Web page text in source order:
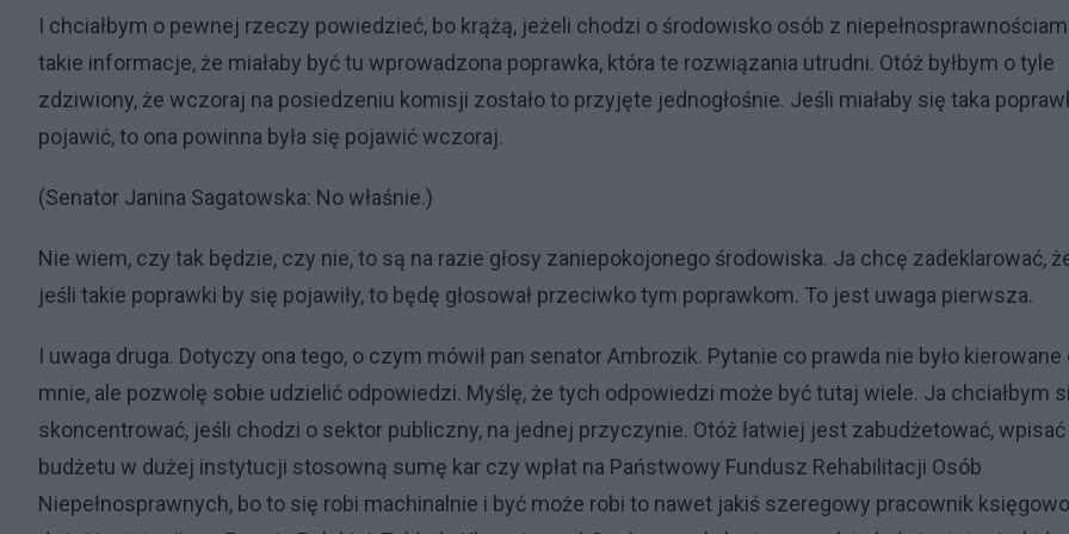
I chciałbym o pewnej rzeczy powiedzieć, bo krążą, jeżeli chodzi o środowisko osób z
takie informacje, że miałaby być tu wprowadzona poprawka, która te rozwiązania utrudni. Otóż byłbym o tyle
zdziwiony, że wczoraj na posiedzeniu komisji zostało to przyjęte jednogłośnie. Jeśli miałaby się taka
pojawić, to ona powinna była się pojawić wczoraj.
(Senator Janina Sagatowska: No właśnie.)
Nie wiem, czy tak będzie, czy nie, to są na razie głosy zaniepokojonego środowiska. Ja chcę zadeklarować,
jeśli takie poprawki by się pojawiły, to będę głosował przeciwko tym poprawkom. To jest uwaga pierwsza.
I uwaga druga. Dotyczy ona tego, o czym mówił pan senator Ambrozik. Pytanie co prawda nie było kierowane
mnie, ale pozwolę sobie udzielić odpowiedzi. Myślę, że tych odpowiedzi może być tutaj wiele. Ja chciałbym
skoncentrować, jeśli chodzi o sektor publiczny, na jednej przyczynie. Otóż łatwiej jest zabudżetować,
budżetu w dużej instytucji stosowną sumę kar czy wpłat na Państwowy Fundusz Rehabilitacji Osób
Niepełnosprawnych, bo to się robi machinalnie i być może robi to nawet jakiś szeregowy pracownik